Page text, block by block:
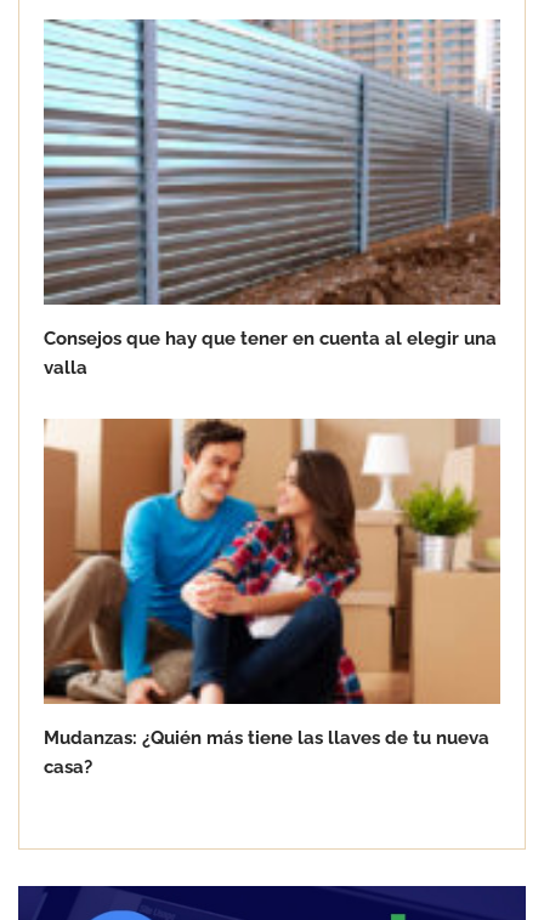
Consejos que hay que tener en cuenta al elegir una
valla
Mudanzas: ¿Quién más tiene las llaves de tu nueva
casa?